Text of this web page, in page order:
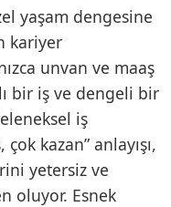
yaşam dengesine
kariyer
unvan ve maaş
bir iş ve dengeli bir
iş
kazan” anlayışı,
yetersiz ve
oluyor. Esnek